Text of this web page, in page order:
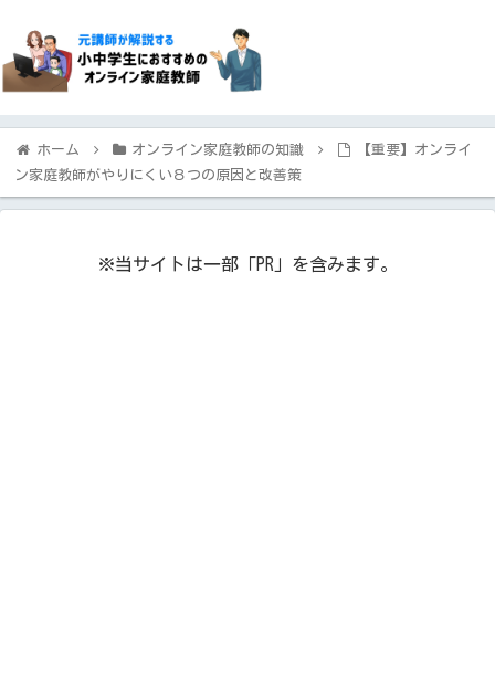
ホーム オンライン家庭教師の知識
【重要】オンライ
ン家庭教師がやりにくい８つの原因と改善策
※当サイトは一部「PR」を含みます。